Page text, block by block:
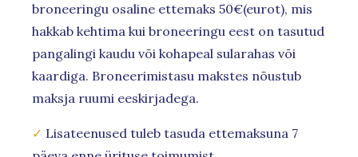
broneeringu osaline ettemaks 50€(eurot), mis
hakkab kehtima kui broneeringu eest on tasutud
pangalingi kaudu või kohapeal sularahas või
kaardiga. Broneerimistasu makstes nõustub
maksja ruumi eeskirjadega.
✓ Lisateenused tuleb tasuda ettemaksuna 7